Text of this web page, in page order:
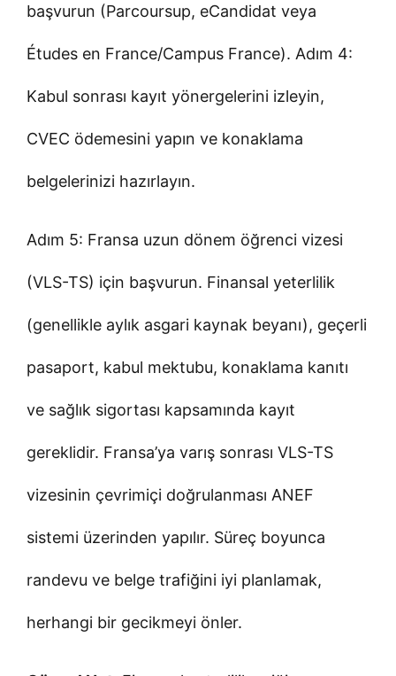
başvurun (Parcoursup, eCandidat veya
Études en France/Campus France). Adım 4:
Kabul sonrası kayıt yönergelerini izleyin,
CVEC ödemesini yapın ve konaklama
belgelerinizi hazırlayın.
Adım 5: Fransa uzun dönem öğrenci vizesi
(VLS-TS) için başvurun. Finansal yeterlilik
(genellikle aylık asgari kaynak beyanı), geçerli
pasaport, kabul mektubu, konaklama kanıtı
ve sağlık sigortası kapsamında kayıt
gereklidir. Fransa’ya varış sonrası VLS-TS
vizesinin çevrimiçi doğrulanması ANEF
sistemi üzerinden yapılır. Süreç boyunca
randevu ve belge trafiğini iyi planlamak,
herhangi bir gecikmeyi önler.